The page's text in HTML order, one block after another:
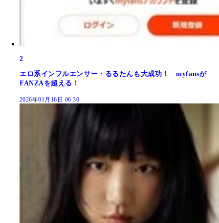
2
エロ系インフルエンサー・るるたんも大成功！ myfansが
FANZAを超える！
2026年01月16日 06:30